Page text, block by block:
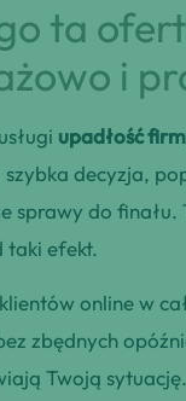
ta
i
upadłość
decyzja,
sprawy do
taki efekt.
online w
zbędnych
Twoją sytuację.